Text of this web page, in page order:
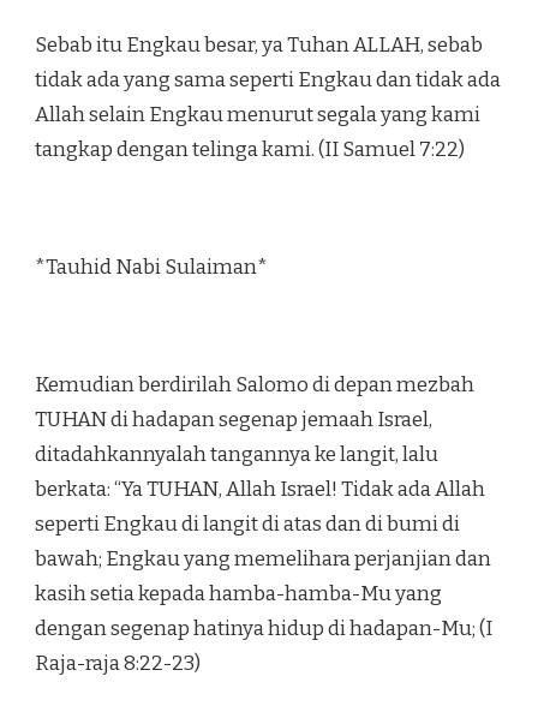
Sebab itu Engkau besar, ya Tuhan ALLAH, sebab
tidak ada yang sama seperti Engkau dan tidak ada
Allah selain Engkau menurut segala yang kami
tangkap dengan telinga kami. (II Samuel 7:22)
*Tauhid Nabi Sulaiman*
Kemudian berdirilah Salomo di depan mezbah
TUHAN di hadapan segenap jemaah Israel,
ditadahkannyalah tangannya ke langit, lalu
berkata: “Ya TUHAN, Allah Israel! Tidak ada Allah
seperti Engkau di langit di atas dan di bumi di
bawah; Engkau yang memelihara perjanjian dan
kasih setia kepada hamba-hamba-Mu yang
dengan segenap hatinya hidup di hadapan-Mu; (I
Raja-raja 8:22-23)